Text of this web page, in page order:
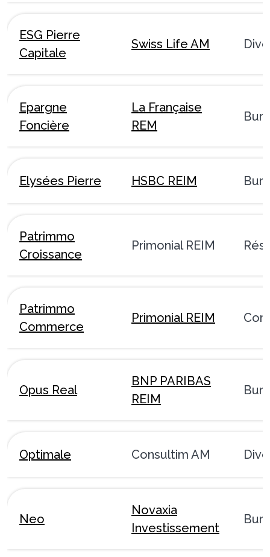
ESG Pierre
Capitale
Swiss Life AM
Epargne
Foncière
La Française
REM
Elysées Pierre HSBC REIM
Patrimmo
Croissance
Primonial REIM
Patrimmo
Commerce
Primonial REIM
Opus Real
BNP PARIBAS
REIM
Optimale Consultim AM
Neo
Novaxia
Investissement